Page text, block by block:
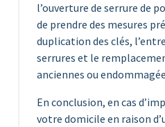
l’ouverture de serrure de
de prendre des mesures
duplication des clés,
serrures et le
anciennes ou
En conclusion, en cas
votre domicile en raison